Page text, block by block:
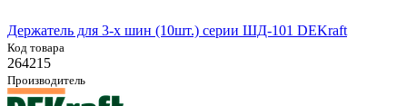
Держатель для 3-х шин (10шт.) серии ШД-101 DEKraft
Код товара
264215
Производитель